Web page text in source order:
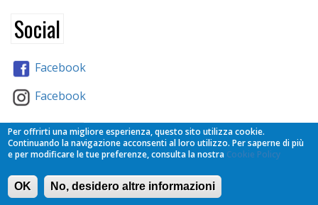
Social
Facebook
Facebook
Partners
Per offrirti una migliore esperienza, questo sito utilizza cookie.
Continuando la navigazione acconsenti al loro utilizzo. Per saperne di più
e per modificare le tue preferenze, consulta la nostra Cookie Policy
OK No, desidero altre informazioni